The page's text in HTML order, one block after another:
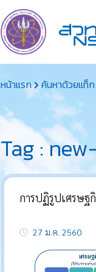
หน้าแรก ค้นหาด้วยแท็ก
Tag :
การปฏิรูปเศรษฐ
27 ม.ค. 2560